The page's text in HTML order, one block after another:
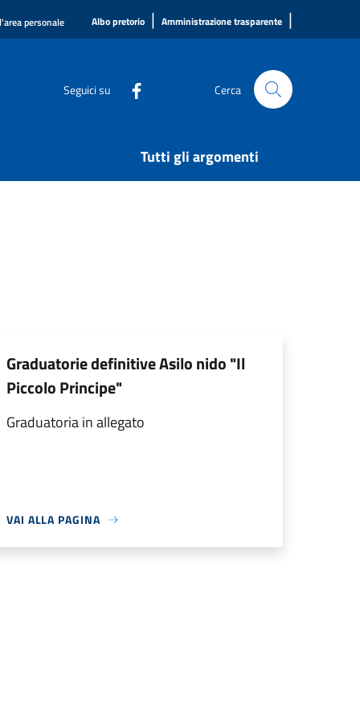
personale Albo pretorio | Amministrazione trasparente |
Seguici su Cerca
Tutti gli argomenti
Graduatorie definitive Asilo nido "Il
Piccolo Principe"
Graduatoria in allegato
VAI ALLA PAGINA